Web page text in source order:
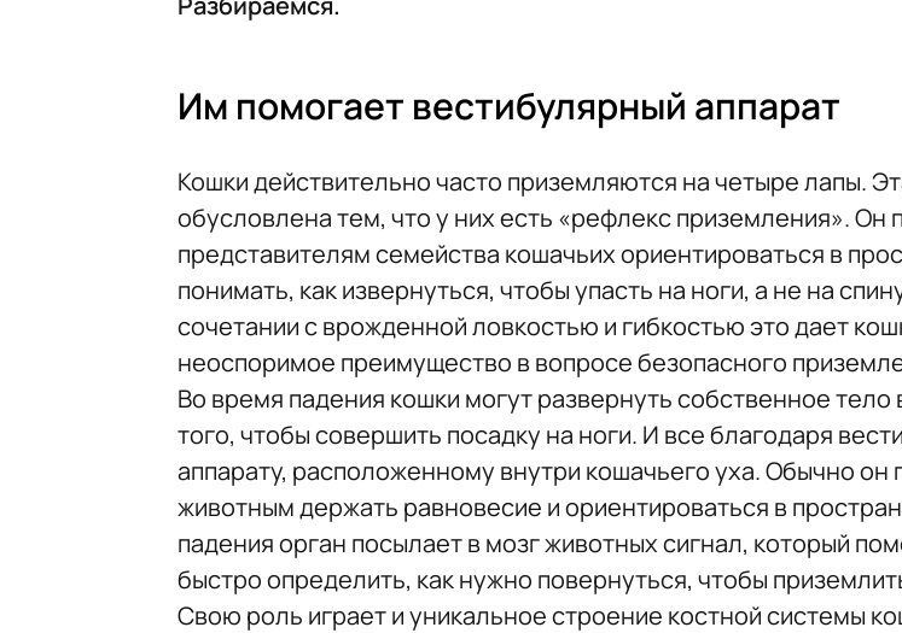
Им помогает вестибулярный аппарат
Кошки действительно часто приземляются на четыре лапы.
обусловлена тем, что у них есть «рефлекс приземления». Он
представителям семейства кошачьих ориентироваться в
понимать, как извернуться, чтобы упасть на ноги, а не на
сочетании с врожденной ловкостью и гибкостью это дает
неоспоримое преимущество в вопросе безопасного
Во время падения кошки могут развернуть собственное тело
того, чтобы совершить посадку на ноги. И все благодаря
аппарату, расположенному внутри кошачьего уха. Обычно он
животным держать равновесие и ориентироваться в
падения орган посылает в мозг животных сигнал, который
быстро определить, как нужно повернуться, чтобы
Свою роль играет и уникальное строение костной системы